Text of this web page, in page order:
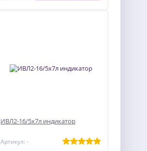
ИВЛ2-16/5х7л индикатор
Артикул: -